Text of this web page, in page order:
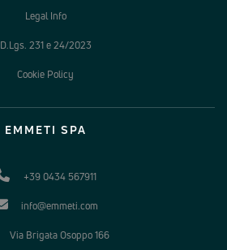
Legal Info
D.Lgs. 231 e 24/2023
Cookie Policy
EMMETI SPA
+39 0434 567911
info@emmeti.com
Via Brigata Osoppo 166